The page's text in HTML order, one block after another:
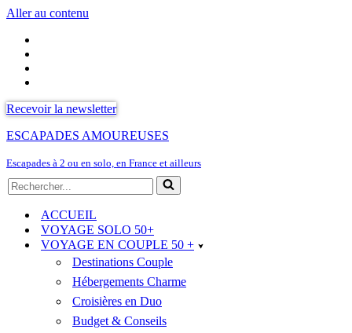
Aller au contenu
Recevoir la newsletter
ESCAPADES AMOUREUSES
Escapades à 2 ou en solo, en France et ailleurs
Rechercher...
ACCUEIL
VOYAGE SOLO 50+
VOYAGE EN COUPLE 50 +
Destinations Couple
Hébergements Charme
Croisières en Duo
Budget & Conseils